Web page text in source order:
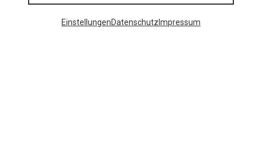
EinstellungenDatenschutz Impressum